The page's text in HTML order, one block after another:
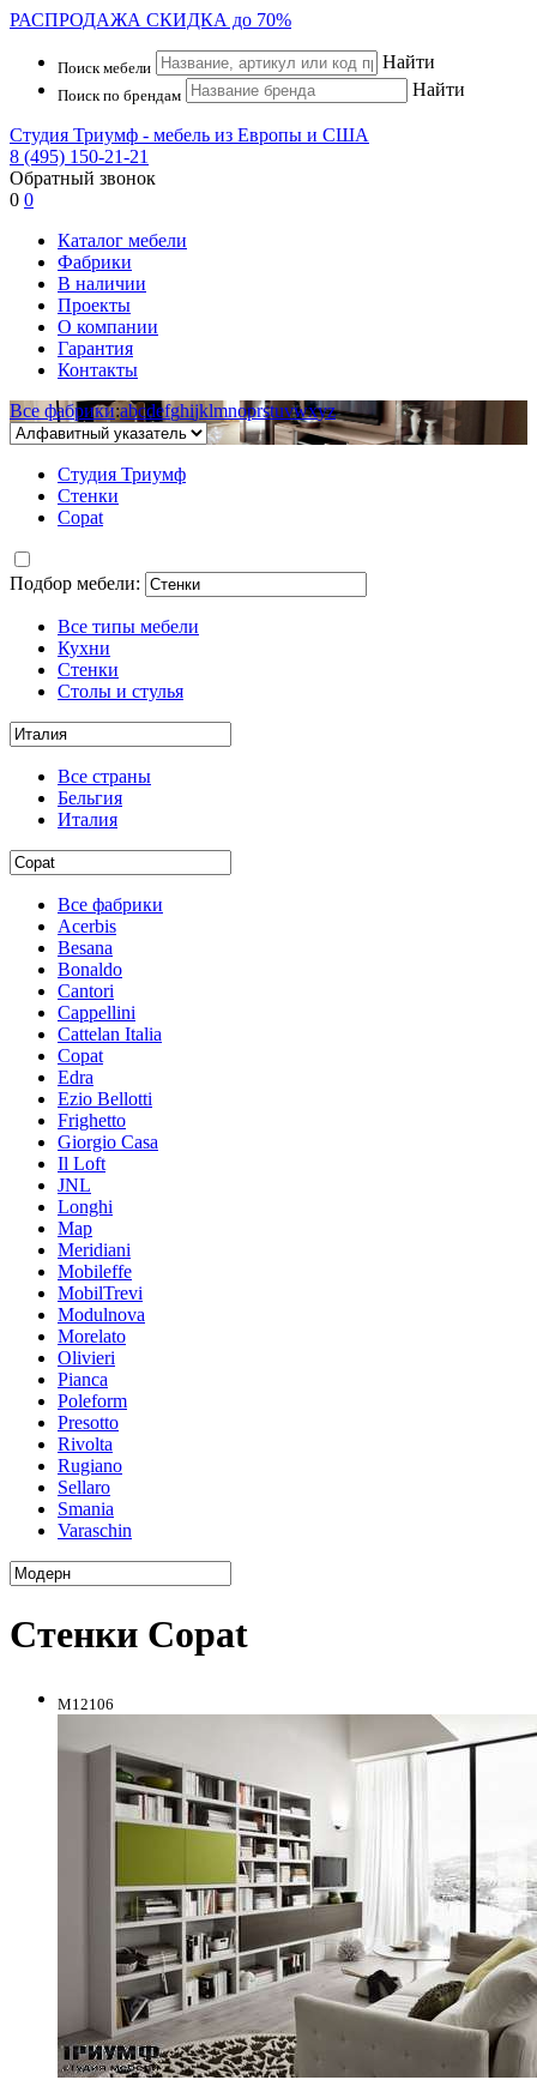
РАСПРОДАЖА СКИДКА до 70%
Поиск мебели Найти
Поиск по брендам Найти
Студия Триумф - мебель из Европы и США
8 (495) 150-21-21
Обратный звонок
0 0
Каталог мебели
Фабрики
В наличии
Проекты
О компании
Гарантия
Контакты
Все фабрики:abcdefghijklmnoprstuvwxyz
Студия Триумф
Стенки
Copat
Подбор мебели:
Все типы мебели
Кухни
Стенки
Столы и стулья
Все страны
Бельгия
Италия
Все фабрики
Acerbis
Besana
Bonaldo
Cantori
Cappellini
Cattelan Italia
Copat
Edra
Ezio Bellotti
Frighetto
Giorgio Casa
Il Loft
JNL
Longhi
Map
Meridiani
Mobileffe
MobilTrevi
Modulnova
Morelato
Olivieri
Pianca
Poleform
Presotto
Rivolta
Rugiano
Sellaro
Smania
Varaschin
Стенки Copat
M12106